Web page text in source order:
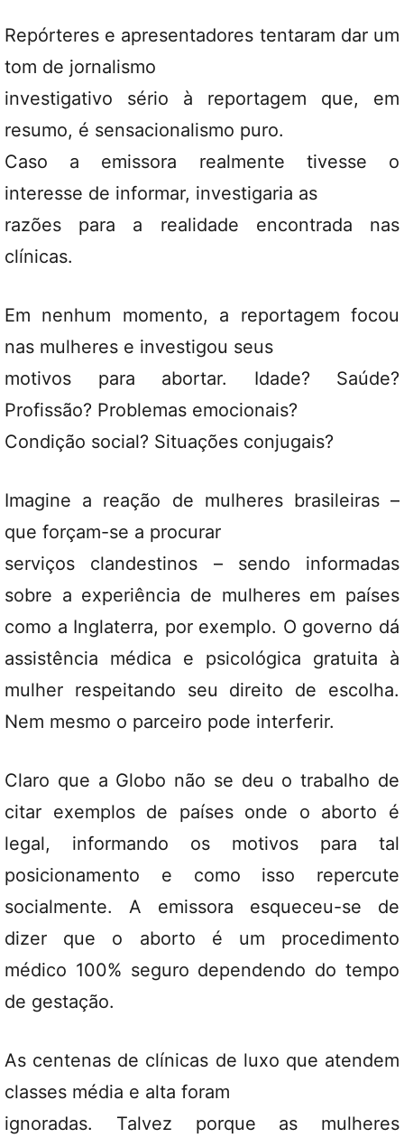
Repórteres e apresentadores tentaram dar um
tom de jornalismo
investigativo sério à reportagem que, em
resumo, é sensacionalismo puro.
Caso a emissora realmente tivesse o
interesse de informar, investigaria as
razões para a realidade encontrada nas
clínicas.
Em nenhum momento, a reportagem focou
nas mulheres e investigou seus
motivos para abortar. Idade? Saúde?
Profissão? Problemas emocionais?
Condição social? Situações conjugais?
Imagine a reação de mulheres brasileiras –
que forçam-se a procurar
serviços clandestinos – sendo informadas
sobre a experiência de mulheres em países
como a Inglaterra, por exemplo. O governo dá
assistência médica e psicológica gratuita à
mulher respeitando seu direito de escolha.
Nem mesmo o parceiro pode interferir.
Claro que a Globo não se deu o trabalho de
citar exemplos de países onde o aborto é
legal, informando os motivos para tal
posicionamento e como isso repercute
socialmente. A emissora esqueceu-se de
dizer que o aborto é um procedimento
médico 100% seguro dependendo do tempo
de gestação.
As centenas de clínicas de luxo que atendem
classes média e alta foram
ignoradas. Talvez porque as mulheres